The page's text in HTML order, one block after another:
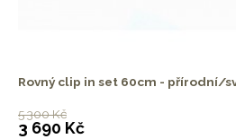
Rovný clip in set 60cm - přírodní/
5 300 Kč
3 690 Kč